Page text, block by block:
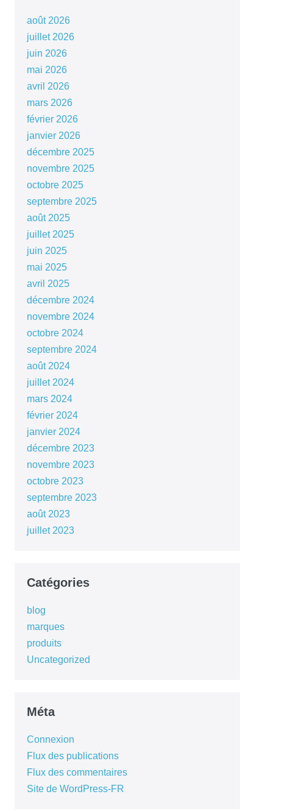
août 2026
juillet 2026
juin 2026
mai 2026
avril 2026
mars 2026
février 2026
janvier 2026
décembre 2025
novembre 2025
octobre 2025
septembre 2025
août 2025
juillet 2025
juin 2025
mai 2025
avril 2025
décembre 2024
novembre 2024
octobre 2024
septembre 2024
août 2024
juillet 2024
mars 2024
février 2024
janvier 2024
décembre 2023
novembre 2023
octobre 2023
septembre 2023
août 2023
juillet 2023
Catégories
blog
marques
produits
Uncategorized
Méta
Connexion
Flux des publications
Flux des commentaires
Site de WordPress-FR